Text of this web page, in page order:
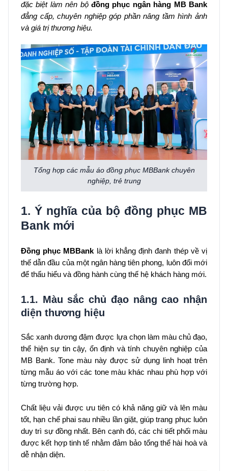
đặc biệt làm nên bộ đồng phục ngân hàng MB Bank
đẳng cấp, chuyên nghiệp góp phần nâng tầm hình ảnh
và giá trị thương hiệu.
Tổng hợp các mẫu áo đồng phục MBBank chuyên
nghiệp, trẻ trung
1. Ý nghĩa của bộ đồng phục MB
Bank mới
Đồng phục MBBank là lời khẳng định đanh thép về vị
thế dẫn đầu của một ngân hàng tiên phong, luôn đổi mới
để thấu hiểu và đồng hành cùng thế hệ khách hàng mới.
1.1. Màu sắc chủ đạo nâng cao nhận
diện thương hiệu
Sắc xanh dương đậm được lựa chọn làm màu chủ đạo,
thể hiện sự tin cậy, ổn định và tính chuyên nghiệp của
MB Bank. Tone màu này được sử dụng linh hoạt trên
từng mẫu áo với các tone màu khác nhau phù hợp với
từng trường hợp.
Chất liệu vải được ưu tiên có khả năng giữ và lên màu
tốt, hạn chế phai sau nhiều lần giặt, giúp trang phục luôn
duy trì sự đồng nhất. Bên cạnh đó, các chi tiết phối màu
được kết hợp tinh tế nhằm đảm bảo tổng thể hài hoà và
dễ nhận diện.